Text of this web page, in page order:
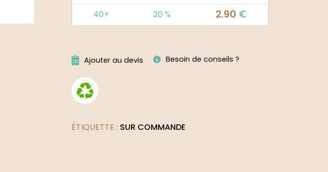
40+ 20 % 2.90 €
Ajouter au devis Besoin de conseils ?
ÉTIQUETTE : SUR COMMANDE